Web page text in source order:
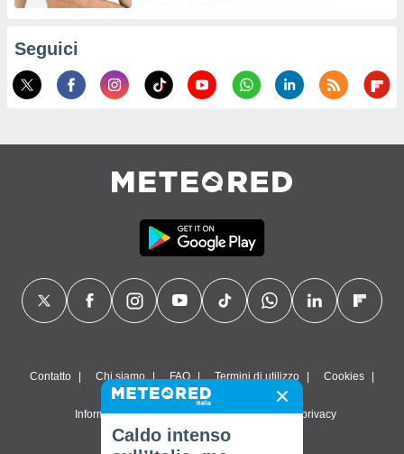
Seguici
Contatto Chi siamo FAQ Termini di utilizzo Cookies
Informativa sulla privacy Impostazioni sulla privacy
Caldo intenso